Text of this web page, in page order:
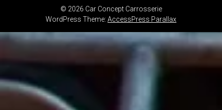
© 2026 Car Concept Carrosserie
WordPress Theme: AccessPress Parallax